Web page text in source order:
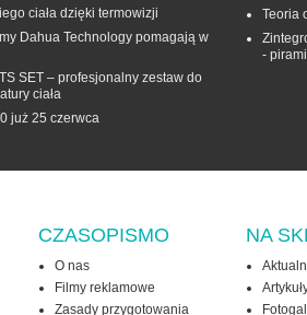
ciała dzięki termowizji
Dahua Technology pomagają w
SET – profesjonalny zestaw do
ciała
już 25 czerwca
Teoria
-
CZASOPISMO
O nas
Filmy reklamowe
Zasady przygotowania
NA